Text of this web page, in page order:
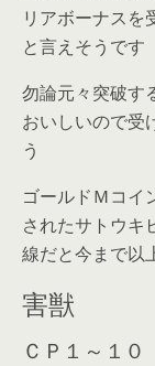
リアボーナスを
と言えそうです
勿論元々突破す
おいしいので受
う
ゴールドＭコイ
されたサトウキ
線だと今まで以
害獣
ＣＰ１～１０